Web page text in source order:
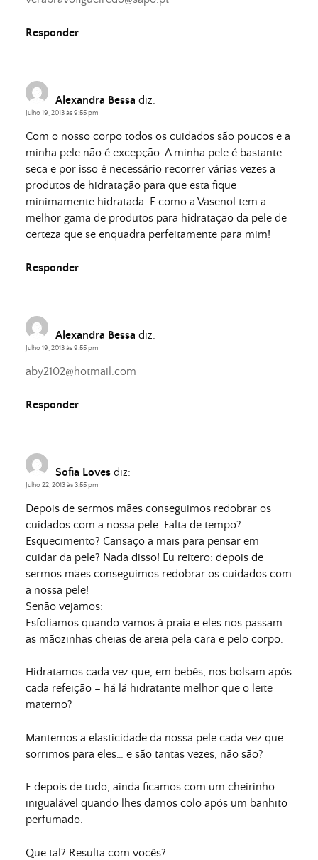
Responder
Alexandra Bessa diz:
Julho 19, 2013 às 9:55 pm
Com o nosso corpo todos os cuidados são poucos e a
minha pele não é excepção. A minha pele é bastante
seca e por isso é necessário recorrer várias vezes a
produtos de hidratação para que esta fique
minimamente hidratada. E como a Vasenol tem a
melhor gama de produtos para hidratação da pele de
certeza que se enquadra perfeitamente para mim!
Responder
Alexandra Bessa diz:
Julho 19, 2013 às 9:55 pm
aby2102@hotmail.com
Responder
Sofia Loves diz:
Julho 22, 2013 às 3:55 pm
Depois de sermos mães conseguimos redobrar os
cuidados com a nossa pele. Falta de tempo?
Esquecimento? Cansaço a mais para pensar em
cuidar da pele? Nada disso! Eu reitero: depois de
sermos mães conseguimos redobrar os cuidados com
a nossa pele!
Senão vejamos:
Esfoliamos quando vamos à praia e eles nos passam
as mãozinhas cheias de areia pela cara e pelo corpo.
Hidratamos cada vez que, em bebés, nos bolsam após
cada refeição – há lá hidratante melhor que o leite
materno?
Mantemos a elasticidade da nossa pele cada vez que
sorrimos para eles… e são tantas vezes, não são?
E depois de tudo, ainda ficamos com um cheirinho
inigualável quando lhes damos colo após um banhito
perfumado.
Que tal? Resulta com vocês?